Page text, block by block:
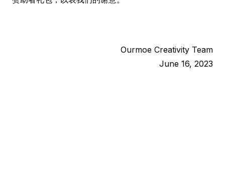
Ourmoe Creativity Team
June 16, 2023